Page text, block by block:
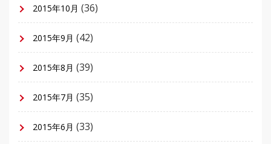
2015年10月 (36)
2015年9月 (42)
2015年8月 (39)
2015年7月 (35)
2015年6月 (33)